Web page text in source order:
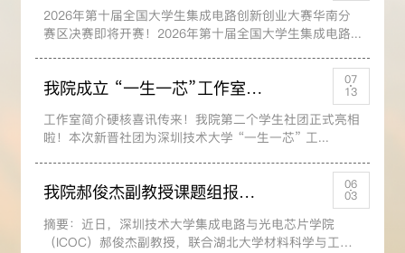
2026年第十届全国大学生集成电路创新创业大赛华南分
赛区决赛即将开赛！2026年第十届全国大学生集成电路...
我院成立 “一生一芯”工作室 学生社团
工作室简介硬核喜讯传来！我院第二个学生社团正式亮相
啦！本次新晋社团为深圳技术大学 “一生一芯” 工...
07
13
我院郝俊杰副教授课题组报道手性硫化铅薄膜实现短波红外圆偏振光探测
摘要：近日，深圳技术大学集成电路与光电芯片学院
（ICOC）郝俊杰副教授，联合湖北大学材料科学与工程
06
03